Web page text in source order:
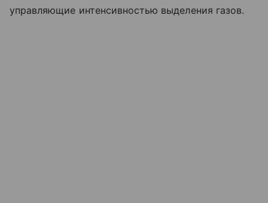
управляющие интенсивностью выделения газов.